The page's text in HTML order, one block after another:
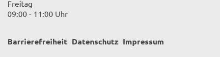
Freitag
09:00 - 11:00 Uhr
Barrierefreiheit Datenschutz Impressum